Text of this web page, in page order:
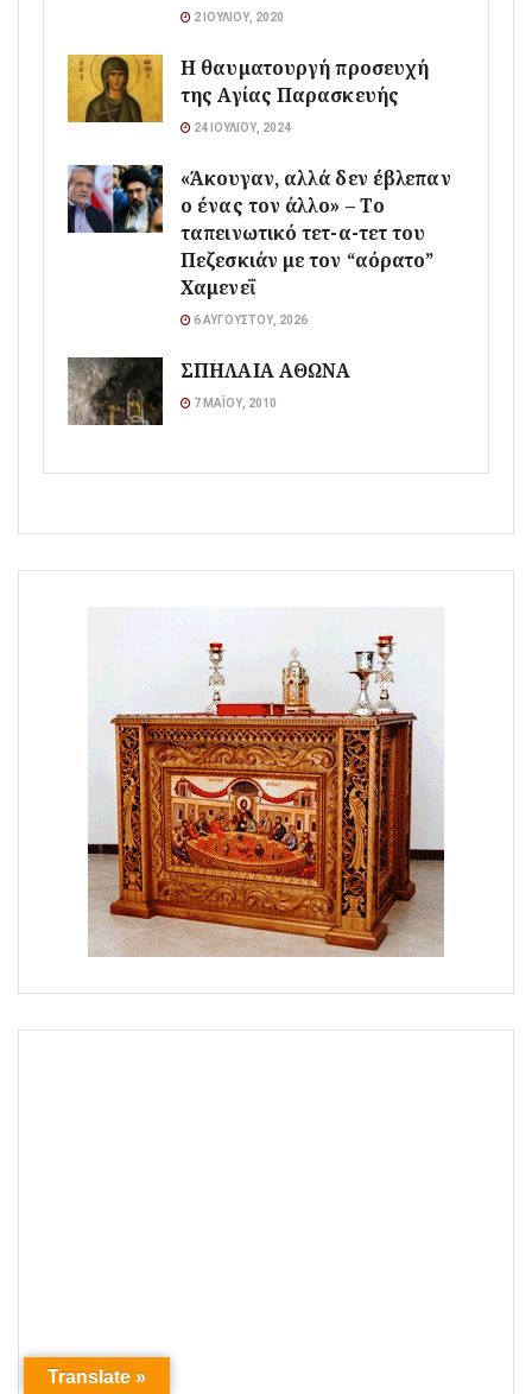
2 ΙΟΥΛΊΟΥ, 2020
Η θαυματουργή προσευχή
της Αγίας Παρασκευής
24 ΙΟΥΛΊΟΥ, 2024
«Άκουγαν, αλλά δεν έβλεπαν
ο ένας τον άλλο» – Το
ταπεινωτικό τετ-α-τετ του
Πεζεσκιάν με τον “αόρατο”
Χαμενεΐ
6 ΑΥΓΟΎΣΤΟΥ, 2026
ΣΠΗΛΑΙΑ ΑΘΩΝΑ
7 ΜΑΪ́ΟΥ, 2010
Translate »